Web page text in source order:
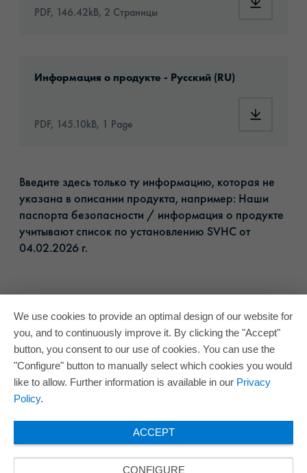
PDF, 146.42kB, 2 Страницы
Информация о продукте - Русский (RU)
PDF, 145.10kB, 1 Page
Введите здесь только ту информацию, которая не
указана в описании продукта, например: Наши
паспорта безопасности / информация о продукте
учитывают список по установлению SVHC от
04.02.2026 г.​
We use cookies to provide an optimal design of our website for
you, and to continuously improve it. By clicking the "Accept"
button, you consent to our use of cookies. You can use the
"Configure" button to manually select which cookies you would
like to allow. Further information is available in our Privacy
Policy.
ACCEPT
CONFIGURE